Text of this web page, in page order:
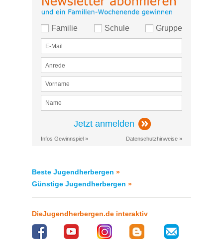
Familie Schule Gruppe
Jetzt anmelden
Infos Gewinnspiel » Datenschutzhinweise »
Beste Jugendherbergen »
Günstige Jugendherbergen »
DieJugendherbergen.de interaktiv